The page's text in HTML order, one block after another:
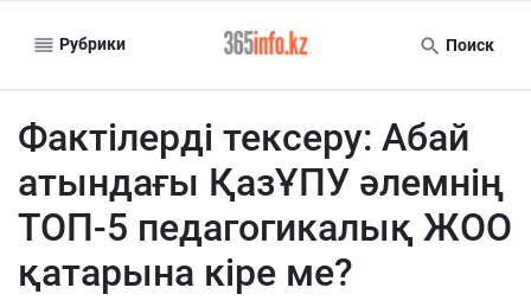
Рубрики Поиск
Фактілерді тексеру: Абай
атындағы ҚазҰПУ әлемнің
ТОП-5 педагогикалық ЖОО
қатарына кіре ме?